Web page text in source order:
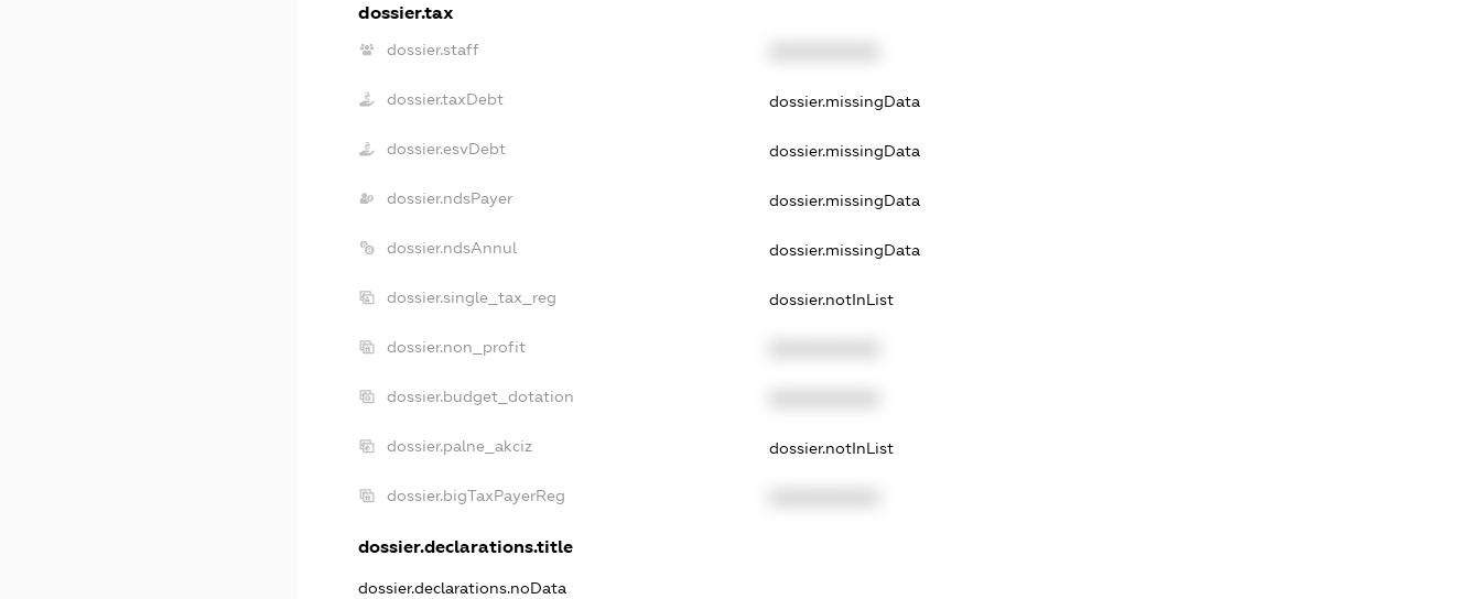
dossier.tax
dossier.staff
dossier.taxDebt dossier.missingData
dossier.esvDebt dossier.missingData
dossier.ndsPayer dossier.missingData
dossier.ndsAnnul dossier.missingData
dossier.single_tax_reg dossier.notInList
dossier.non_profit
dossier.budget_dotation
dossier.palne_akciz dossier.notInList
dossier.bigTaxPayerReg
dossier.declarations.title
dossier.declarations.noData